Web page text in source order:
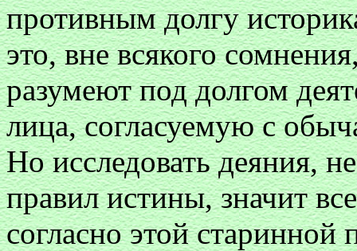
противным долгу
это, вне всякого
разумеют под долгом
лица, согласуемую с
Но исследовать деяния,
правил истины, значит
согласно этой